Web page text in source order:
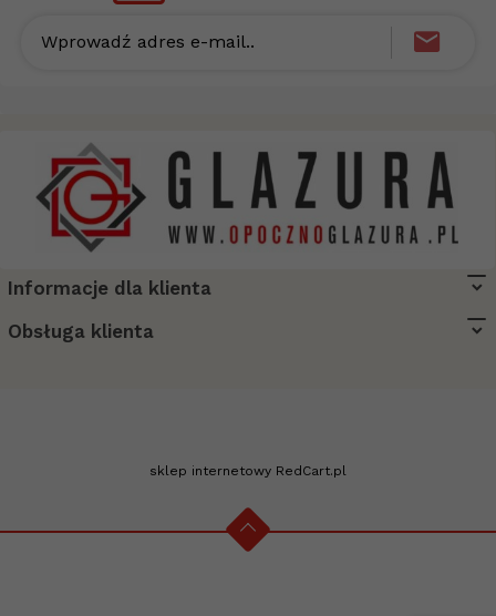
Wprowadź adres e-mail..
biuro@opocznoglazura.pl
Informacje dla klienta
Obsługa klienta
sklep internetowy RedCart.pl